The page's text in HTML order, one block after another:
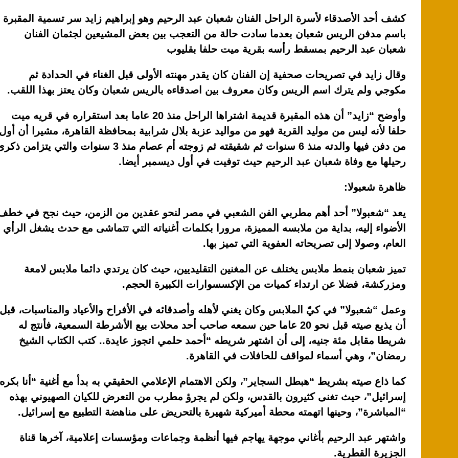
كشف أحد الأصدقاء لأسرة الراحل الفنان شعبان عبد الرحيم وهو إبراهيم زايد سر تسمية المقبرة
باسم مدفن الريس شعبان بعدما سادت حالة من التعجب بين بعض المشيعين لجثمان الفنان
شعبان عبد الرحيم بمسقط رأسه بقرية ميت حلفا بقليوب
وقال زايد في تصريحات صحفية إن الفنان كان يقدر مهنته الأولى قبل الغناء في الحدادة ثم
مكوجي ولم يترك اسم الريس وكان معروف بين اصدقاءه بالريس شعبان وكان يعتز بهذا اللقب.
وأوضح “زايد” أن هذه المقبرة قديمة اشتراها الراحل منذ 20 عاما بعد استقراره في قريه ميت
حلفا لأنه ليس من موليد القرية فهو من مواليد عزبة بلال شرابية بمحافظة القاهرة، مشيرا أن
من دفن فيها والدته منذ 6 سنوات ثم شقيقته ثم زوجته أم عصام منذ 3 سنوات والتي يتزامن
رحيلها مع وفاة شعبان عبد الرحيم حيث توفيت في أول ديسمبر أيضا.
ظاهرة شعبولا:
يعد “شعبولا” أحد أهم مطربي الفن الشعبي في مصر لنحو عقدين من الزمن، حيث نجح في
الأضواء إليه، بداية من ملابسه المميزة، مرورا بكلمات أغنياته التي تتماشى مع حدث يشغل الرأي
العام، وصولا إلى تصريحاته العفوية التي تميز بها.
تميز شعبان بنمط ملابس يختلف عن المغنين التقليديين، حيث كان يرتدي دائما ملابس لامعة
ومزركشة، فضلا عن ارتداء كميات من الإكسسوارات الكبيرة الحجم.
وعمل “شعبولا” في كيّ الملابس وكان يغني لأهله وأصدقائه في الأفراح والأعياد والمناسبات، قبل
أن يذيع صيته قبل نحو 20 عاما حين سمعه صاحب أحد محلات بيع الأشرطة السمعية، فأنتج له
شريطا مقابل مئة جنيه، إلى أن اشتهر شريطه “أحمد حلمي اتجوز عايدة.. كتب الكتاب الشيخ
رمضان”، وهي أسماء لمواقف للحافلات في القاهرة.
كما ذاع صيته بشريط “هبطل السجاير”، ولكن الاهتمام الإعلامي الحقيقي به بدأ مع أغنية “أنا بكره
إسرائيل”، حيث تغنى كثيرون بالقدس، ولكن لم يجرؤ مطرب من التعرض للكيان الصهيوني بهذه
“المباشرة”، وحينها اتهمته محطة أميركية شهيرة بالتحريض على مناهضة التطبيع مع إسرائيل.
واشتهر عبد الرحيم بأغاني موجهة يهاجم فيها أنظمة وجماعات ومؤسسات إعلامية، آخرها قناة
الجزيرة القطرية.